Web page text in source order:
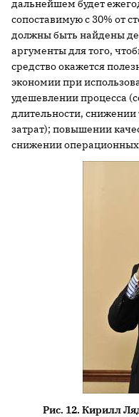
дальнейшем будет
сопоставимую с 30% от
должны быть найдены
аргументы для того,
средство окажется
экономии при
удешевлении процесса
длительности, снижении
затрат); повышении
снижении операционных
Рис. 12. Кирилл